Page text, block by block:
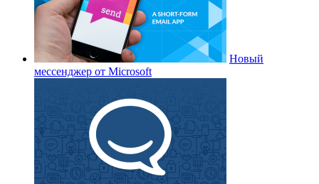
Новый
мессенджер от Microsoft